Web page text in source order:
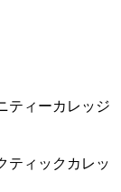
ティーカレッジ
ティックカレッ